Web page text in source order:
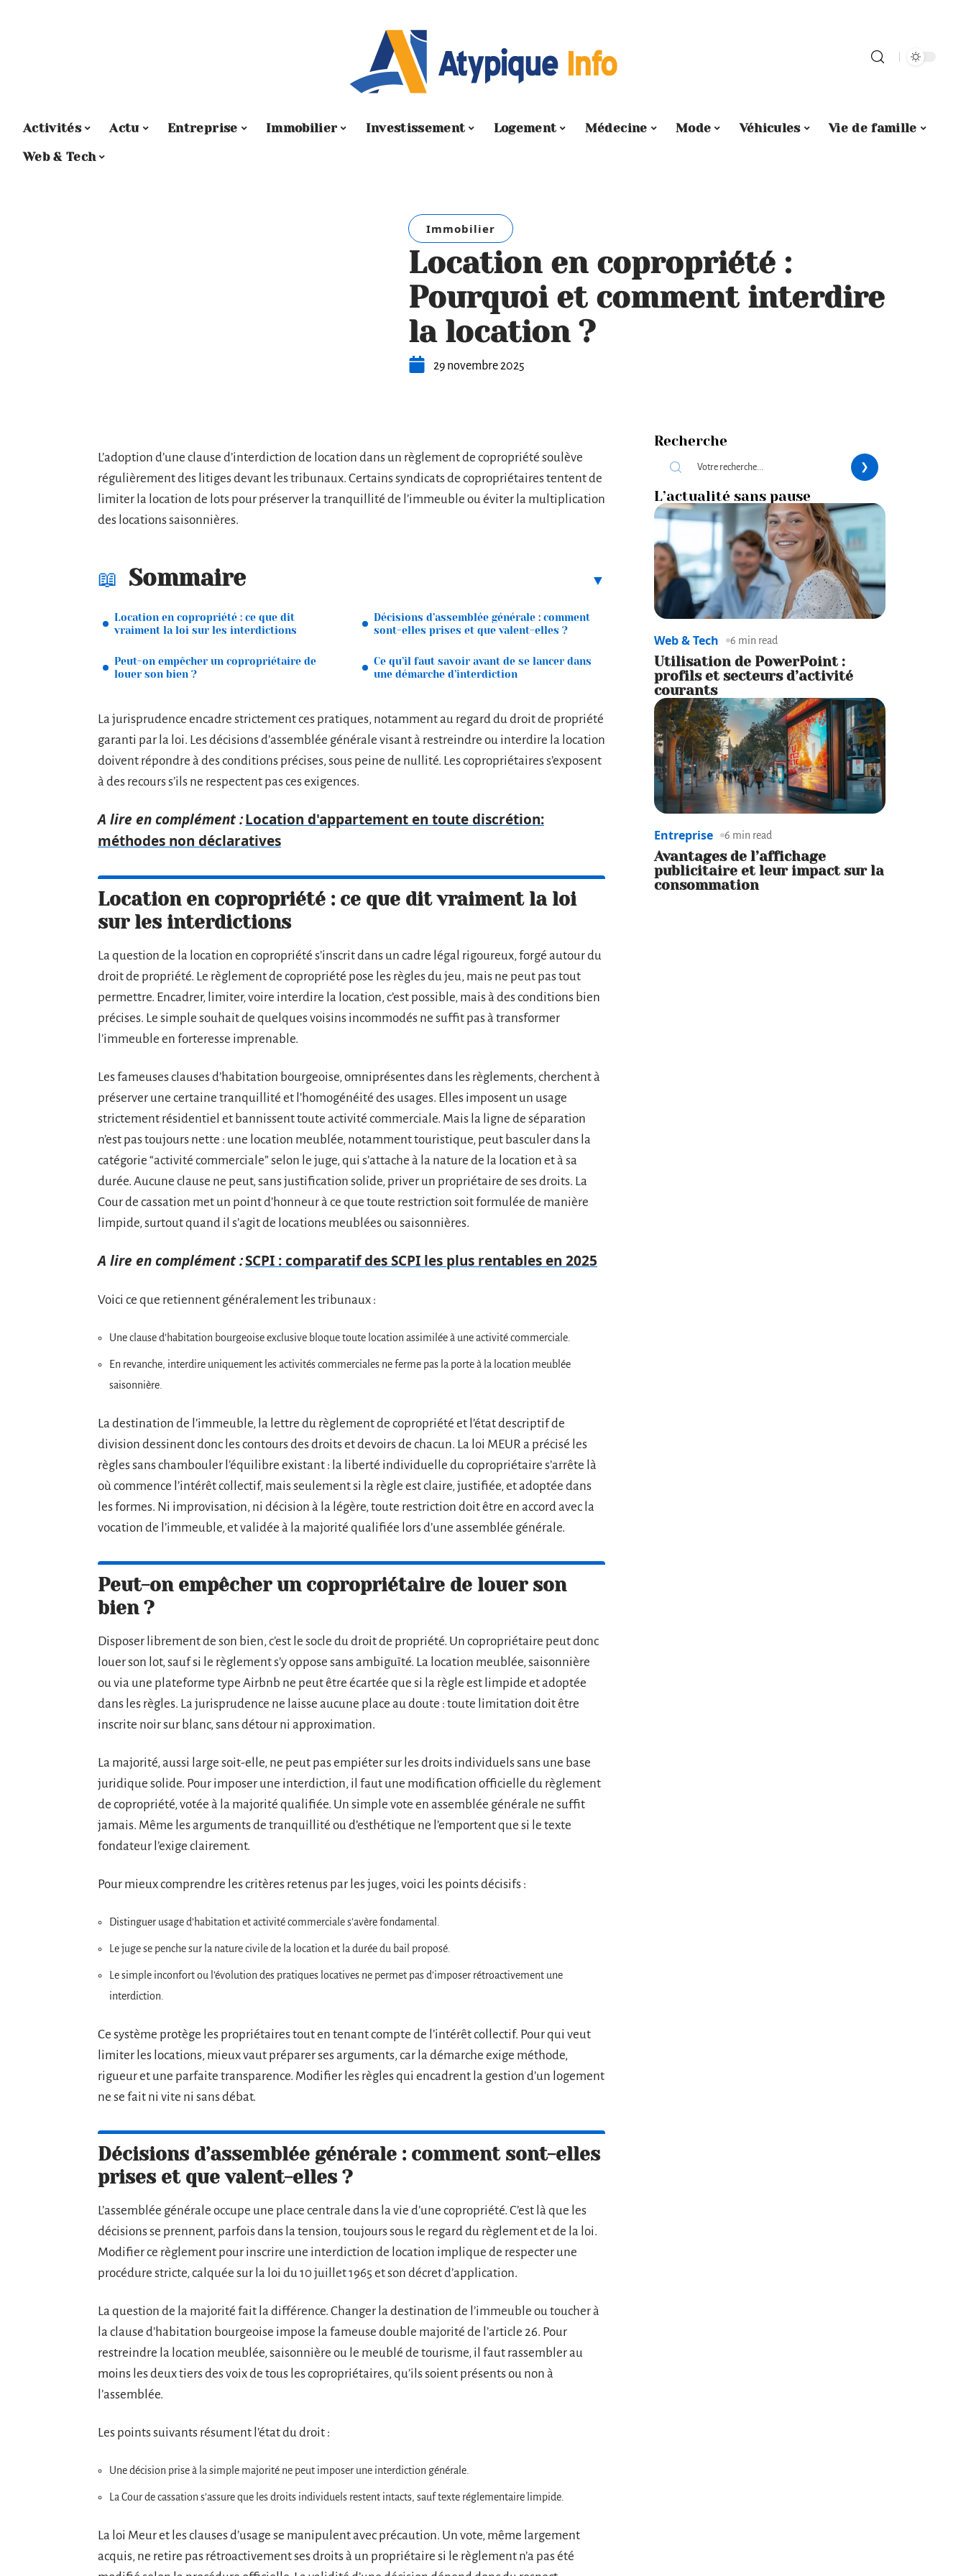
Activités Actu Entreprise Immobilier Investissement Logement Médecine Mode Véhicules
Vie de famille
Web & Tech
Immobilier
Location en copropriété :
Pourquoi et comment interdire
la location ?
29 novembre 2025
L’adoption d’une clause d’interdiction de location dans un règlement de copropriété soulève
régulièrement des litiges devant les tribunaux. Certains syndicats de copropriétaires tentent de
limiter la location de lots pour préserver la tranquillité de l’immeuble ou éviter la multiplication
des locations saisonnières.
Sommaire
Location en copropriété : ce que dit
vraiment la loi sur les interdictions
Peut-on empêcher un copropriétaire de
louer son bien ?
Décisions d’assemblée générale : comment
sont-elles prises et que valent-elles ?
Ce qu’il faut savoir avant de se lancer dans
une démarche d’interdiction
La jurisprudence encadre strictement ces pratiques, notamment au regard du droit de propriété
garanti par la loi. Les décisions d’assemblée générale visant à restreindre ou interdire la location
doivent répondre à des conditions précises, sous peine de nullité. Les copropriétaires s’exposent
à des recours s’ils ne respectent pas ces exigences.
A lire en complément :Location d'appartement en toute discrétion:
méthodes non déclaratives
Location en copropriété : ce que dit vraiment la loi
sur les interdictions
La question de la location en copropriété s’inscrit dans un cadre légal rigoureux, forgé autour du
droit de propriété. Le règlement de copropriété pose les règles du jeu, mais ne peut pas tout
permettre. Encadrer, limiter, voire interdire la location, c’est possible, mais à des conditions bien
précises. Le simple souhait de quelques voisins incommodés ne suffit pas à transformer
l’immeuble en forteresse imprenable.
Les fameuses clauses d’habitation bourgeoise, omniprésentes dans les règlements, cherchent à
préserver une certaine tranquillité et l’homogénéité des usages. Elles imposent un usage
strictement résidentiel et bannissent toute activité commerciale. Mais la ligne de séparation
n’est pas toujours nette : une location meublée, notamment touristique, peut basculer dans la
catégorie “activité commerciale” selon le juge, qui s’attache à la nature de la location et à sa
durée. Aucune clause ne peut, sans justification solide, priver un propriétaire de ses droits. La
Cour de cassation met un point d’honneur à ce que toute restriction soit formulée de manière
limpide, surtout quand il s’agit de locations meublées ou saisonnières.
A lire en complément :SCPI : comparatif des SCPI les plus rentables en 2025
Voici ce que retiennent généralement les tribunaux :
Une clause d’habitation bourgeoise exclusive bloque toute location assimilée à une activité commerciale.
En revanche, interdire uniquement les activités commerciales ne ferme pas la porte à la location meublée
saisonnière.
La destination de l’immeuble, la lettre du règlement de copropriété et l’état descriptif de
division dessinent donc les contours des droits et devoirs de chacun. La loi MEUR a précisé les
règles sans chambouler l’équilibre existant : la liberté individuelle du copropriétaire s’arrête là
où commence l’intérêt collectif, mais seulement si la règle est claire, justifiée, et adoptée dans
les formes. Ni improvisation, ni décision à la légère, toute restriction doit être en accord avec la
vocation de l’immeuble, et validée à la majorité qualifiée lors d’une assemblée générale.
Peut-on empêcher un copropriétaire de louer son
bien ?
Disposer librement de son bien, c’est le socle du droit de propriété. Un copropriétaire peut donc
louer son lot, sauf si le règlement s’y oppose sans ambiguïté. La location meublée, saisonnière
ou via une plateforme type Airbnb ne peut être écartée que si la règle est limpide et adoptée
dans les règles. La jurisprudence ne laisse aucune place au doute : toute limitation doit être
inscrite noir sur blanc, sans détour ni approximation.
La majorité, aussi large soit-elle, ne peut pas empiéter sur les droits individuels sans une base
juridique solide. Pour imposer une interdiction, il faut une modification officielle du règlement
de copropriété, votée à la majorité qualifiée. Un simple vote en assemblée générale ne suffit
jamais. Même les arguments de tranquillité ou d’esthétique ne l’emportent que si le texte
fondateur l’exige clairement.
Pour mieux comprendre les critères retenus par les juges, voici les points décisifs :
Distinguer usage d’habitation et activité commerciale s’avère fondamental.
Le juge se penche sur la nature civile de la location et la durée du bail proposé.
Le simple inconfort ou l’évolution des pratiques locatives ne permet pas d’imposer rétroactivement une
interdiction.
Ce système protège les propriétaires tout en tenant compte de l’intérêt collectif. Pour qui veut
limiter les locations, mieux vaut préparer ses arguments, car la démarche exige méthode,
rigueur et une parfaite transparence. Modifier les règles qui encadrent la gestion d’un logement
ne se fait ni vite ni sans débat.
Décisions d’assemblée générale : comment sont-elles
prises et que valent-elles ?
L’assemblée générale occupe une place centrale dans la vie d’une copropriété. C’est là que les
décisions se prennent, parfois dans la tension, toujours sous le regard du règlement et de la loi.
Modifier ce règlement pour inscrire une interdiction de location implique de respecter une
procédure stricte, calquée sur la loi du 10 juillet 1965 et son décret d’application.
La question de la majorité fait la différence. Changer la destination de l’immeuble ou toucher à
la clause d’habitation bourgeoise impose la fameuse double majorité de l’article 26. Pour
restreindre la location meublée, saisonnière ou le meublé de tourisme, il faut rassembler au
moins les deux tiers des voix de tous les copropriétaires, qu’ils soient présents ou non à
l’assemblée.
Les points suivants résument l’état du droit :
Une décision prise à la simple majorité ne peut imposer une interdiction générale.
La Cour de cassation s’assure que les droits individuels restent intacts, sauf texte réglementaire limpide.
La loi Meur et les clauses d’usage se manipulent avec précaution. Un vote, même largement
acquis, ne retire pas rétroactivement ses droits à un propriétaire si le règlement n’a pas été
Recherche
L’actualité sans pause
Web & Tech 6 min read
Utilisation de PowerPoint :
profils et secteurs d’activité
courants
Entreprise 6 min read
Avantages de l’affichage
publicitaire et leur impact sur la
consommation